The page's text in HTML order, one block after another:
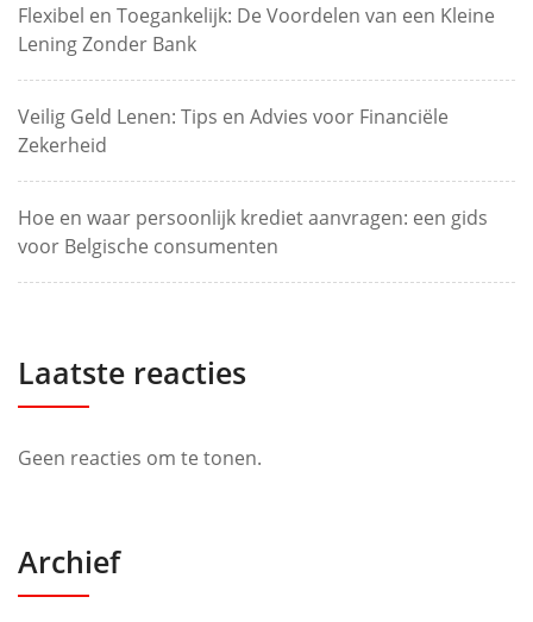
Flexibel en Toegankelijk: De Voordelen van een Kleine
Lening Zonder Bank
Veilig Geld Lenen: Tips en Advies voor Financiële
Zekerheid
Hoe en waar persoonlijk krediet aanvragen: een gids
voor Belgische consumenten
Laatste reacties
Geen reacties om te tonen.
Archief